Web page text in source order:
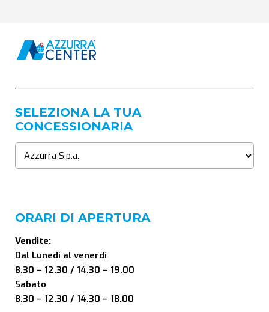
SELEZIONA LA TUA
CONCESSIONARIA
ORARI DI APERTURA
Vendite:
Dal Lunedì al venerdì
8.30 – 12.30 / 14.30 – 19.00
Sabato
8.30 – 12.30 / 14.30 – 18.00